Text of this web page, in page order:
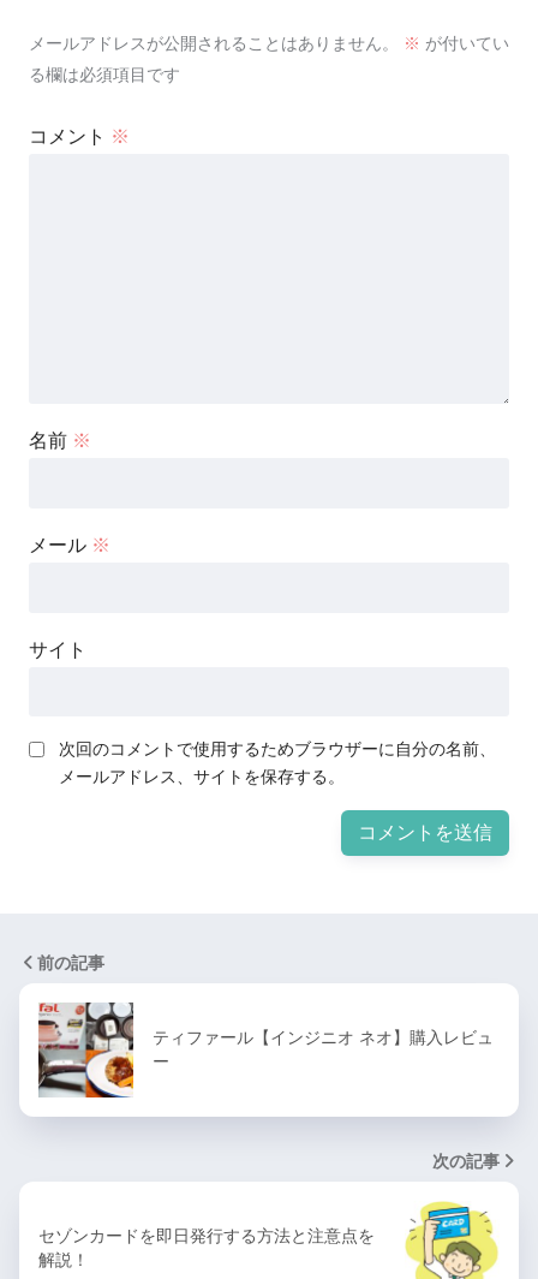
メールアドレスが公開されることはありません。 ※ が付いてい
る欄は必須項目です
コメント ※
名前 ※
メール ※
サイト
次回のコメントで使用するためブラウザーに自分の名前、
メールアドレス、サイトを保存する。
前の記事
ティファール【インジニオ ネオ】購入レビュ
ー
次の記事
セゾンカードを即日発行する方法と注意点を
解説！